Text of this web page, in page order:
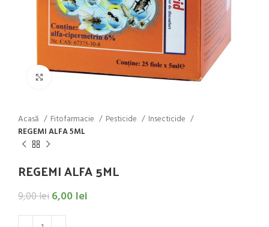
Click to enlarge
Acasă Fitofarmacie Pesticide
Insecticide
REGEMI ALFA 5ML
REGEMI ALFA 5ML
9,00lei6,00 lei